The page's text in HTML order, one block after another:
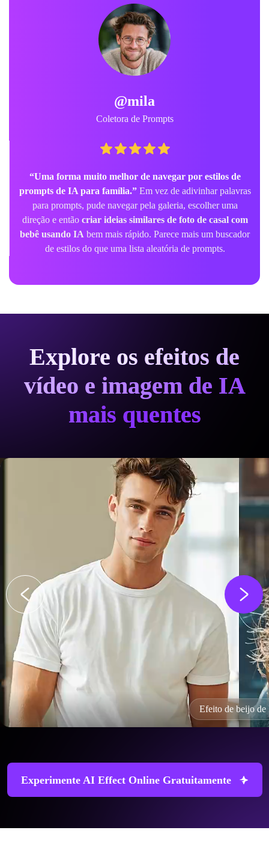
@mila
Coletora de Prompts
“Uma forma muito melhor de navegar por estilos de
prompts de IA para família.”Em vez de adivinhar palavras
para prompts, pude navegar pela galeria, escolher uma
direção e então criar ideias similares de foto de casal com
bebê usando IA bem mais rápido. Parece mais um buscador
de estilos do que uma lista aleatória de prompts.
Explore os efeitos de
vídeo e imagem de IA
mais quentes
Efeito de beijo
Experimente AI Effect Online Gratuitamente